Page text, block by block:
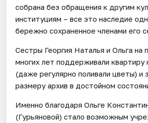
собрана без обращения к другим
институциям – все это наследие
бережно сохраненное членами его
Сестры Георгия Наталья и Ольга на
многих лет поддерживали квартиру
(даже регулярно поливали цветы) и
размеру архив в достойном
Именно благодаря Ольге
(Гурьяновой) стало возможным